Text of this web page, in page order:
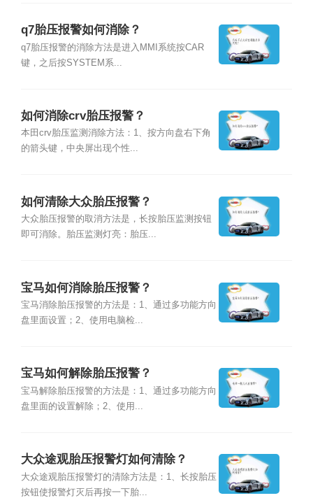
q7胎压报警如何消除？
q7胎压报警的消除方法是进入MMI系统按CAR
键，之后按SYSTEM系...
如何消除crv胎压报警？
本田crv胎压监测消除方法：1、按方向盘右下角
的箭头键，中央屏出现个性...
如何清除大众胎压报警？
大众胎压报警的取消方法是，长按胎压监测按钮
即可消除。胎压监测灯亮：胎压...
宝马如何消除胎压报警？
宝马消除胎压报警的方法是：1、通过多功能方向
盘里面设置；2、使用电脑检...
宝马如何解除胎压报警？
宝马解除胎压报警的方法是：1、通过多功能方向
盘里面的设置解除；2、使用...
大众途观胎压报警灯如何清除？
大众途观胎压报警灯的清除方法是：1、长按胎压
按钮使报警灯灭后再按一下胎...